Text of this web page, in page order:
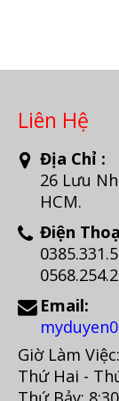
Liên Hệ
Địa Chỉ :
26 Lưu
HCM.
Điện
Email:
Giờ Làm Việc:
Thứ Hai -